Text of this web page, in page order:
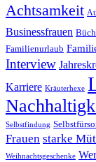
Achtsamkeit
Businessfrauen
Familienurlaub
Interview
Karriere Kräuterhexe
Selbstfindung
Frauen starke
Weihnachtsgeschenke